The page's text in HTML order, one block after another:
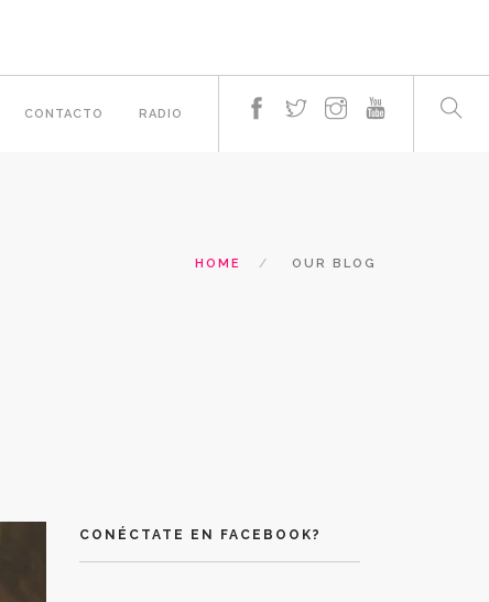
CONTACTO RADIO
HOME OUR BLOG
CONÉCTATE EN FACEBOOK?